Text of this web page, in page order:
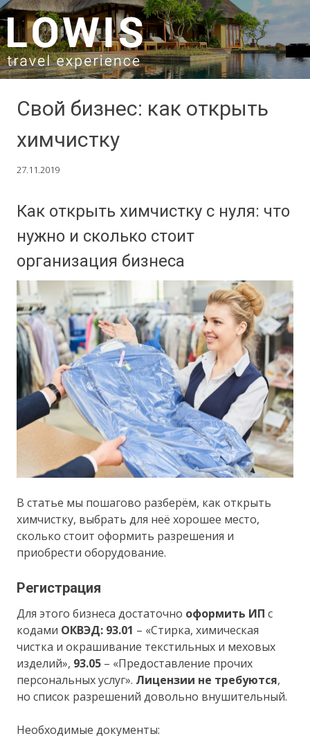
SKIP TO CONTENT
Свой бизнес: как открыть
химчистку
27.11.2019
Как открыть химчистку с нуля: что
нужно и сколько стоит
организация бизнеса
В статье мы пошагово разберём, как открыть
химчистку, выбрать для неё хорошее место,
сколько стоит оформить разрешения и
приобрести оборудование.
Регистрация
Для этого бизнеса достаточно оформить ИП с
кодами ОКВЭД: 93.01 – «Стирка, химическая
чистка и окрашивание текстильных и меховых
изделий», 93.05 – «Предоставление прочих
персональных услуг». Лицензии не требуются,
но список разрешений довольно внушительный.
Необходимые документы: